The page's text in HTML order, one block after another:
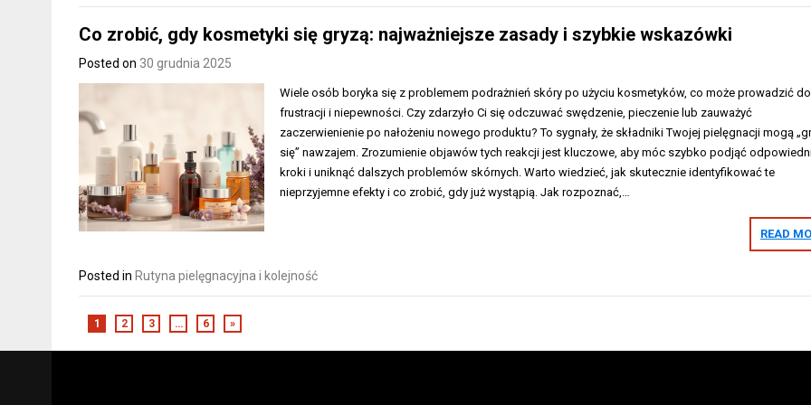
Co zrobić, gdy kosmetyki się gryzą: najważniejsze zasady i szybkie wskazówki
Posted on 30 grudnia 2025
Wiele osób boryka się z problemem podrażnień skóry po użyciu kosmetyków, co może prowadzić do
frustracji i niepewności. Czy zdarzyło Ci się odczuwać swędzenie, pieczenie lub zauważyć
zaczerwienienie po nałożeniu nowego produktu? To sygnały, że składniki Twojej pielęgnacji mogą
się” nawzajem. Zrozumienie objawów tych reakcji jest kluczowe, aby móc szybko podjąć
kroki i uniknąć dalszych problemów skórnych. Warto wiedzieć, jak skutecznie identyfikować te
nieprzyjemne efekty i co zrobić, gdy już wystąpią. Jak rozpoznać,…
READ
Posted in Rutyna pielęgnacyjna i kolejność
1 2 3 … 6 »